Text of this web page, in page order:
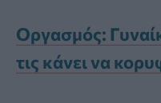
Οργασμός:
τις κάνει να